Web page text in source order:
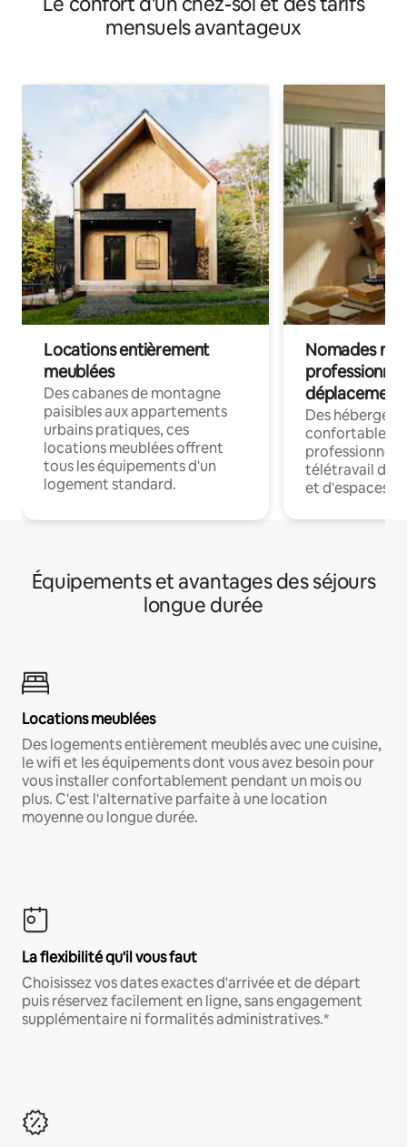
mensuels avantageux
Locations entièrement
meublées
Des cabanes de montagne
paisibles aux appartements
urbains pratiques, ces
locations meublées offrent
tous les équipements d'un
logement standard.
Nomades
déplacement
Des
confortables
professionnels
télétravail
et d'espaces
Équipements et avantages des séjours
longue durée
Locations meublées
Des logements entièrement meublés avec une cuisine,
le wifi et les équipements dont vous avez besoin pour
vous installer confortablement pendant un mois ou
plus. C'est l'alternative parfaite à une location
moyenne ou longue durée.
La flexibilité qu'il vous faut
Choisissez vos dates exactes d'arrivée et de départ
puis réservez facilement en ligne, sans engagement
supplémentaire ni formalités administratives.*